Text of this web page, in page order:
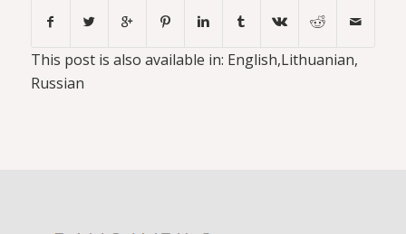
This post is also available in: English Lithuanian
Russian